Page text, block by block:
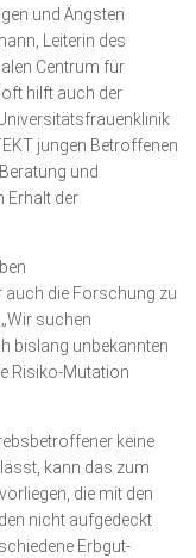
und Ängsten
Leiterin des
Centrum für
hilft auch der
jungen Betroffenen
und
Erhalt der
die Forschung zu
suchen
bislang unbekannten
Risiko-Mutation
keine
kann das zum
die mit den
nicht aufgedeckt
Erbgut-